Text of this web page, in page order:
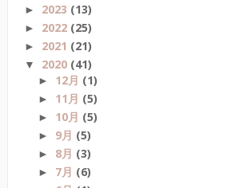
► 2023 (13)
► 2022 (25)
► 2021 (21)
▼ 2020 (41)
► 12月 (1)
► 11月 (5)
► 10月 (5)
► 9月 (5)
► 8月 (3)
► 7月 (6)